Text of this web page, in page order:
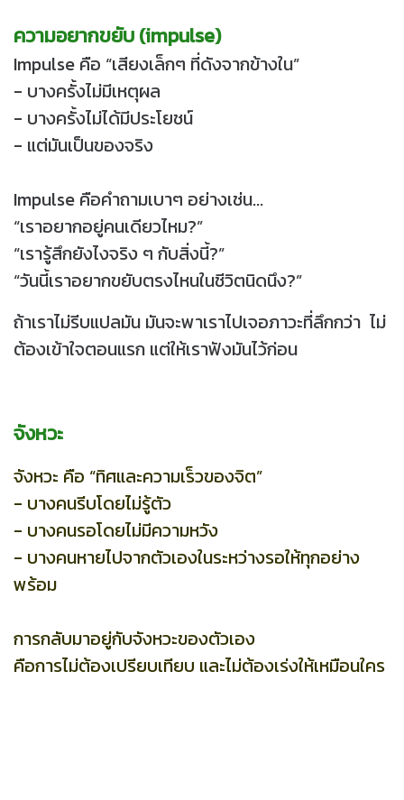
ความอยากขยับ (impulse)
Impulse คือ “เสียงเล็กๆ ที่ดังจากข้างใน”
- บางครั้งไม่มีเหตุผล
- บางครั้งไม่ได้มีประโยชน์
- แต่มันเป็นของจริง
Impulse คือคำถามเบาๆ อย่างเช่น...
“เราอยากอยู่คนเดียวไหม?”
“เรารู้สึกยังไงจริง ๆ กับสิ่งนี้?”
“วันนี้เราอยากขยับตรงไหนในชีวิตนิดนึง?”
ถ้าเราไม่รีบแปลมัน มันจะพาเราไปเจอภาวะที่ลึกกว่า ไม่
ต้องเข้าใจตอนแรก แต่ให้เราฟังมันไว้ก่อน
จังหวะ
จังหวะ คือ “ทิศและความเร็วของจิต”
- บางคนรีบโดยไม่รู้ตัว
- บางคนรอโดยไม่มีความหวัง
- บางคนหายไปจากตัวเองในระหว่างรอให้ทุกอย่าง
พร้อม
การกลับมาอยู่กับจังหวะของตัวเอง
คือการไม่ต้องเปรียบเทียบ และไม่ต้องเร่งให้เหมือนใคร